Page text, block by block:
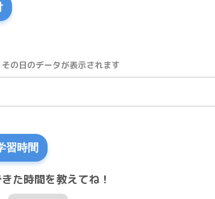
の日のデータが表示されます
時間
た時間を教えてね！